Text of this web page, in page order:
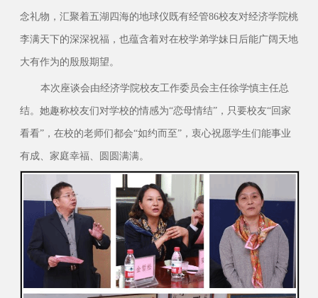
念礼物，汇聚着五湖四海的地球仪既有经管86校友对经济学院桃
李满天下的深深祝福，也蕴含着对在校学弟学妹日后能广阔天地
大有作为的殷殷期望。
本次座谈会由经济学院校友工作委员会主任徐学慎主任总
结。她趣称校友们对学校的情感为“恋母情结”，只要校友“回家
看看”，在校的老师们都会“如约而至”，衷心祝愿学生们能事业
有成、家庭幸福、圆圆满满。